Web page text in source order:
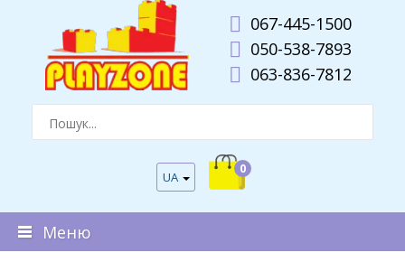
067-445-1500
050-538-7893
063-836-7812
UA
0
Меню